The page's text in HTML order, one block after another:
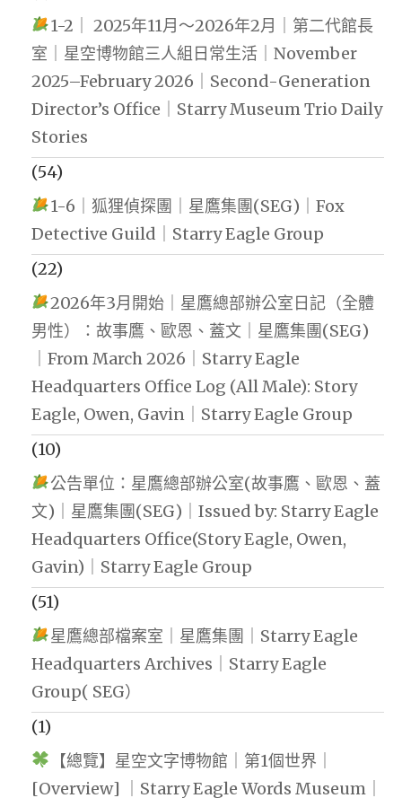
1-2｜ 2025年11月～2026年2月｜第二代館長
室｜星空博物館三人組日常生活｜November
2025–February 2026｜Second-Generation
Director’s Office｜Starry Museum Trio Daily
Stories
(54)
1-6｜狐狸偵探團｜星鷹集團(SEG)｜Fox
Detective Guild｜Starry Eagle Group
(22)
2026年3月開始｜星鷹總部辦公室日記（全體
男性）：故事鷹、歐恩、蓋文｜星鷹集團(SEG)
｜From March 2026｜Starry Eagle
Headquarters Office Log (All Male): Story
Eagle, Owen, Gavin｜Starry Eagle Group
(10)
公告單位：星鷹總部辦公室(故事鷹、歐恩、蓋
文)｜星鷹集團(SEG)｜Issued by: Starry Eagle
Headquarters Office(Story Eagle, Owen,
Gavin)｜Starry Eagle Group
(51)
星鷹總部檔案室｜星鷹集團｜Starry Eagle
Headquarters Archives｜Starry Eagle
Group( SEG）
(1)
【總覽】星空文字博物館｜第1個世界｜
[Overview] ｜Starry Eagle Words Museum｜